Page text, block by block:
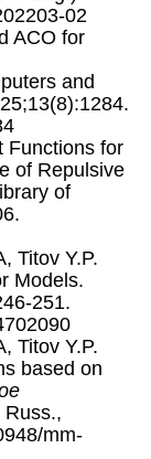
02
ACO for
and
Functions for
of Repulsive
of
Titov Y.P.
Models.
251.
Titov Y.P.
based on
mm-